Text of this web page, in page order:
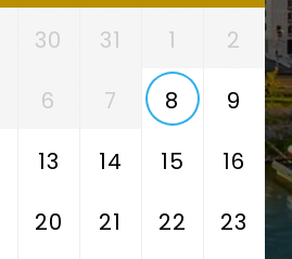
30 31 1
2
6 7 8
9
13 14 15
16
20 21 22
23